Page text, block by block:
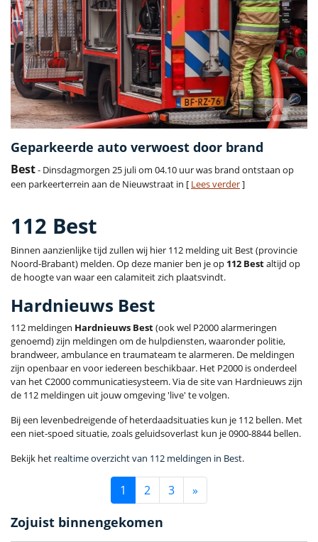
Geparkeerde auto verwoest door brand
Best- Dinsdagmorgen 25 juli om 04.10 uur was brand ontstaan op
een parkeerterrein aan de Nieuwstraat in [ Lees verder]
112 Best
Binnen aanzienlijke tijd zullen wij hier 112 melding uit Best (provincie
Noord-Brabant) melden. Op deze manier ben je op 112 Bestaltijd op
de hoogte van waar een calamiteit zich plaatsvindt.
Hardnieuws Best
112 meldingen Hardnieuws Best(ook wel P2000 alarmeringen
genoemd) zijn meldingen om de hulpdiensten, waaronder politie,
brandweer, ambulance en traumateam te alarmeren. De meldingen
zijn openbaar en voor iedereen beschikbaar. Het P2000 is onderdeel
van het C2000 communicatiesysteem. Via de site van Hardnieuws zijn
de 112 meldingen uit jouw omgeving 'live' te volgen.
Bij een levenbedreigende of heterdaadsituaties kun je 112 bellen. Met
een niet-spoed situatie, zoals geluidsoverlast kun je 0900-8844 bellen.
Bekijk het realtime overzicht van 112 meldingen in Best.
1 2 3 »
Zojuist binnengekomen